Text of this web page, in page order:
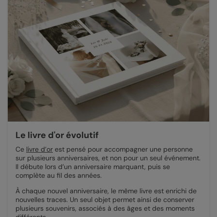
Le livre d'or évolutif
Ce livre d’or est pensé pour accompagner une personne
sur plusieurs anniversaires, et non pour un seul événement.
Il débute lors d’un anniversaire marquant, puis se
complète au fil des années.
À chaque nouvel anniversaire, le même livre est enrichi de
nouvelles traces. Un seul objet permet ainsi de conserver
plusieurs souvenirs, associés à des âges et des moments